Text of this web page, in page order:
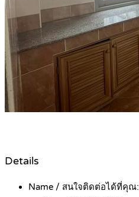
Details
Name / สนใจติดต่อได้ที่คุณ: